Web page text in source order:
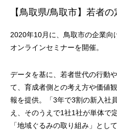
【鳥取県/鳥取市】若者
2020年10月に、鳥取市の企業向
オンラインセミナーを開催。
データを基に、若者世代の行動
て、育成者側との考え方や価値
報を提供。「3年で3割の新入社
え、そのうえで1社1社が単体で
「地域ぐるみの取り組み」とし